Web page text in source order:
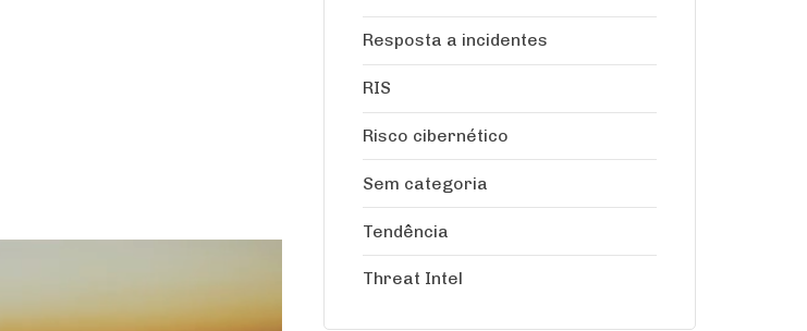
Resposta a incidentes
RIS
Risco cibernético
Sem categoria
Tendência
Threat Intel